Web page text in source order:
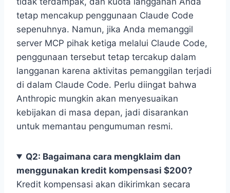
tetap mencakup penggunaan Claude Code
sepenuhnya. Namun, jika Anda memanggil
server MCP pihak ketiga melalui Claude Code,
penggunaan tersebut tetap tercakup dalam
langganan karena aktivitas pemanggilan terjadi
di dalam Claude Code. Perlu diingat bahwa
Anthropic mungkin akan menyesuaikan
kebijakan di masa depan, jadi disarankan
untuk memantau pengumuman resmi.
Q2: Bagaimana cara mengklaim dan
menggunakan kredit kompensasi $200?
Kredit kompensasi akan dikirimkan secara